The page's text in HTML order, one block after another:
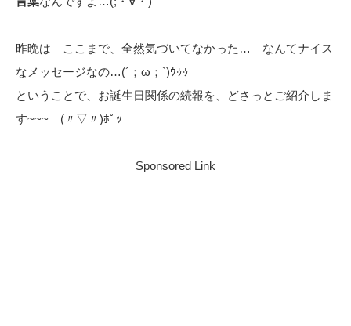
昨晩は ここまで、全然気づいてなかった… なんてナイス
なメッセージなの…(´；ω；`)ｳｩｩ
ということで、お誕生日関係の続報を、どさっとご紹介しま
す~~~ (〃▽〃)ﾎﾟｯ
Sponsored Link